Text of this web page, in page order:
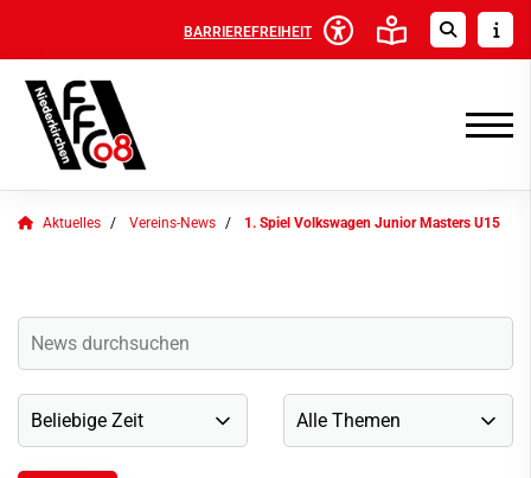
BARRIEREFREIHEIT
Aktuelles Vereins-News 1. Spiel Volkswagen Junior Masters U15